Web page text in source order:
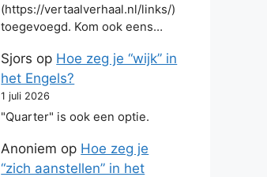
(https://vertaalverhaal.nl/links/)
toegevoegd. Kom ook eens…
Sjors op Hoe zeg je “wijk” in
het Engels?
1 juli 2026
"Quarter" is ook een optie.
Anoniem op Hoe zeg je
“zich aanstellen” in het